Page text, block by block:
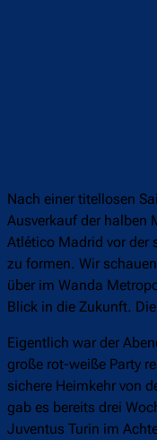
Nach einer titellosen
Ausverkauf der halben
Atlético Madrid vor der
zu formen. Wir
über im Wanda
Blick in die Zukunft.
Eigentlich war der
große rot-weiße Party
sichere Heimkehr von
gab es bereits drei
Juventus Turin im